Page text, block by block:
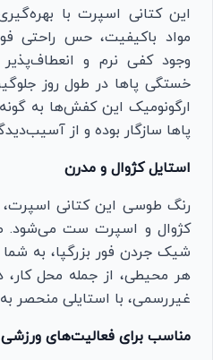
این کتانی اسپرت با
مواد باکیفیت، حس راحتی
وجود کفی نرم و
خستگی پاها در طول روز
ارگونومیک این کفش‌ها به
پاها سازگار بوده و از
استایل کژوال و مدرن
رنگ طوسی این کتانی اسپرت،
کژوال و اسپرت ست می‌شود.
شیک جردن فور بزرگپا، به
هر محیطی، از جمله محل کار،
غیررسمی، با استایلی منحصر
مناسب برای فعالیت‌های ورزشی